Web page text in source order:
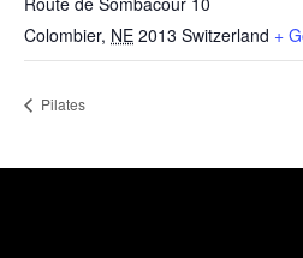
Colombier, NE 2013 Switzerland +
Pilates